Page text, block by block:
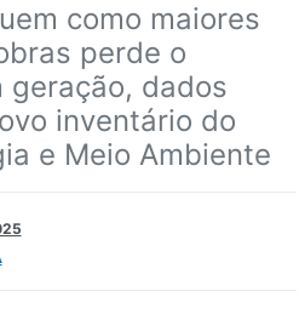
como maiores
perde o
geração, dados
inventário do
e Meio Ambiente